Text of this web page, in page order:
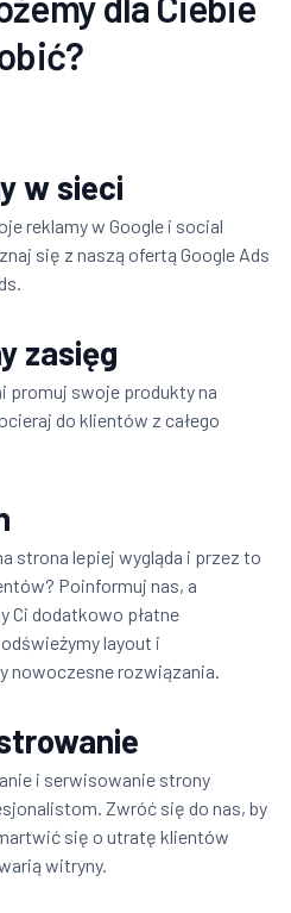
w sieci
reklamy w Google i social
się z naszą ofertą Google Ads
zasięg
promuj swoje produkty na
do klientów z całego
strona lepiej wygląda i przez to
Poinformuj nas, a
Ci dodatkowo płatne
layout i
nowoczesne rozwiązania.
i serwisowanie strony
Zwróć się do nas, by
się o utratę klientów
witryny.